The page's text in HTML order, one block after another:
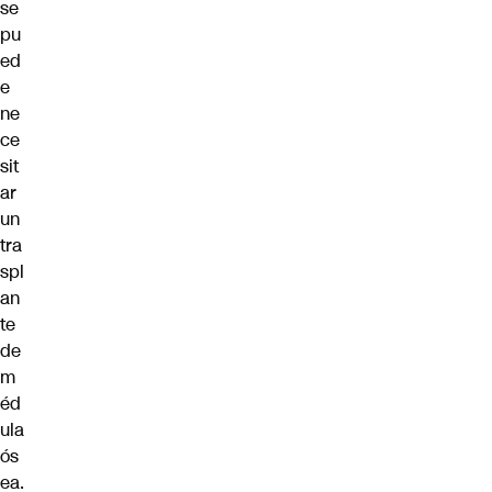
se
pu
ed
e
ne
ce
sit
ar
un
tra
spl
an
te
de
m
éd
ula
ós
ea.